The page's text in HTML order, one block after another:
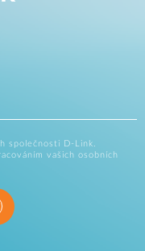
společnosti D-Link.
vašich osobních